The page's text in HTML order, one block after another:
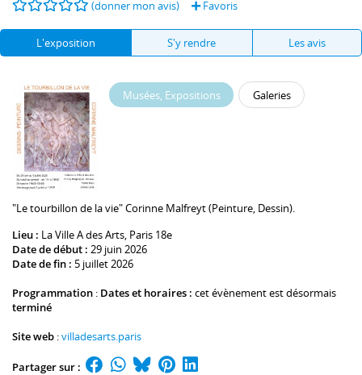
(donner mon avis) Favoris
L'exposition S'y rendre Les avis
Musées, Expositions Galeries
"Le tourbillon de la vie" Corinne Malfreyt (Peinture, Dessin).
Lieu : La Ville A des Arts, Paris 18e
Date de début : 29 juin 2026
Date de fin : 5 juillet 2026
Programmation : Dates et horaires : cet évènement est désormais
terminé
Site web :villadesarts.paris
Partager sur :